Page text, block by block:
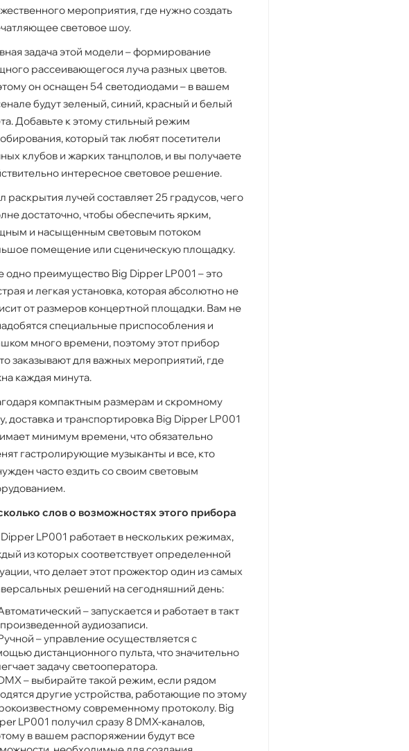
мероприятия, где нужно создать
световое шоу.
задача этой модели – формирование
рассеивающегося луча разных цветов.
он оснащен 54 светодиодами – в вашем
будут зеленый, синий, красный и белый
Добавьте к этому стильный режим
который так любят посетители
клубов и жарких танцполов, и вы получаете
интересное световое решение.
раскрытия лучей составляет 25 градусов, чего
достаточно, чтобы обеспечить ярким,
и насыщенным световым потоком
помещение или сценическую площадку.
одно преимущество Big Dipper LP001 – это
и легкая установка, которая абсолютно не
от размеров концертной площадки. Вам не
специальные приспособления и
много времени, поэтому этот прибор
заказывают для важных мероприятий, где
каждая минута.
компактным размерам и скромному
доставка и транспортировка Big Dipper LP001
минимум времени, что обязательно
гастролирующие музыканты и все, кто
часто ездить со своим световым
слов о возможностях этого прибора
LP001 работает в нескольких режимах,
из которых соответствует определенной
что делает этот прожектор один из самых
решений на сегодняшний день:
– запускается и работает в такт
аудиозаписи.
– управление осуществляется с
дистанционного пульта, что значительно
задачу светооператора.
– выбирайте такой режим, если рядом
другие устройства, работающие по этому
современному протоколу. Big
LP001 получил сразу 8 DMX-каналов,
в вашем распоряжении будут все